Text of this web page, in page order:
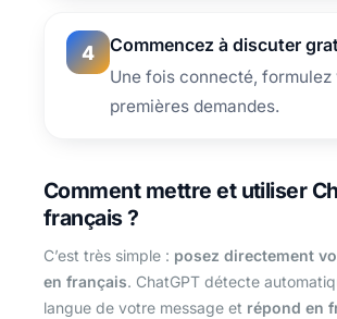
4 Commencez à discuter
Une fois connecté, formulez
premières demandes.
Comment mettre et utiliser
français ?
C’est très simple : posez directement
en français. ChatGPT détecte
langue de votre message et répond en